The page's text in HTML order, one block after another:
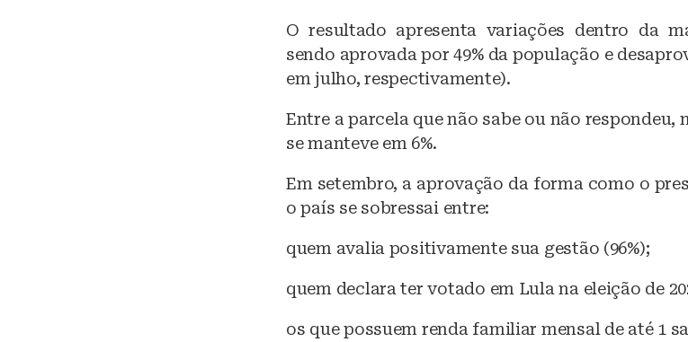
O resultado apresenta variações dentro da
sendo aprovada por 49% da população e
em julho, respectivamente).
Entre a parcela que não sabe ou não respondeu,
se manteve em 6%.
Em setembro, a aprovação da forma como o
o país se sobressai entre:
quem avalia positivamente sua gestão (96%);
quem declara ter votado em Lula na eleição de
os que possuem renda familiar mensal de até 1